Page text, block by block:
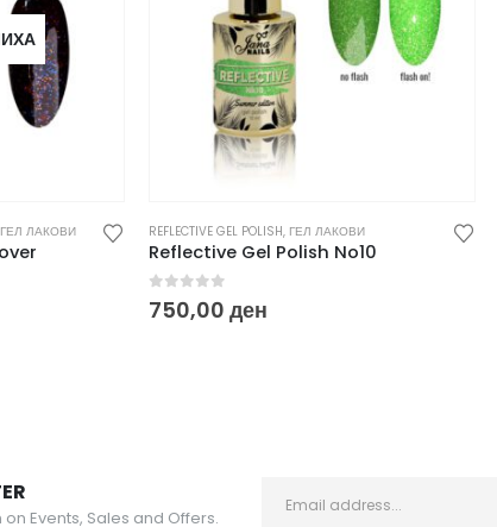
ГЕЛ ЛАКОВИ REFLECTIVE GEL POLISH, ГЕЛ ЛАКОВИ
Reflective Gel Polish No10
0out of 5
750,00 ден
Events, Sales and Offers.